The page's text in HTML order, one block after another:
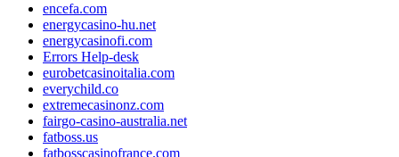
encefa.com
energycasino-hu.net
energycasinofi.com
Errors Help-desk
eurobetcasinoitalia.com
everychild.co
extremecasinonz.com
fairgo-casino-australia.net
fatboss.us
fatbosscasinofrance.com